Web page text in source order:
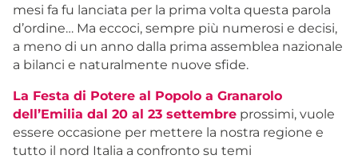
mesi fa fu lanciata per la prima volta questa parola
d’ordine… Ma eccoci, sempre più numerosi e decisi,
a meno di un anno dalla prima assemblea nazionale
a bilanci e naturalmente nuove sfide.
La Festa di Potere al Popolo a Granarolo
dell’Emilia dal 20 al 23 settembre prossimi, vuole
essere occasione per mettere la nostra regione e
tutto il nord Italia a confronto su temi